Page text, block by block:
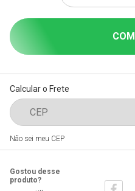
Calcular o Frete
Não sei meu CEP
Gostou desse
produto?